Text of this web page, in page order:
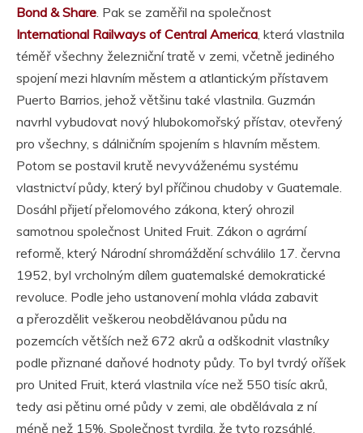
Bond & Share. Pak se zaměřil na společnost
International Railways of Central America, která vlastnila
téměř všechny železniční tratě v zemi, včetně jediného
spojení mezi hlavním městem a atlantickým přístavem
Puerto Barrios, jehož většinu také vlastnila. Guzmán
navrhl vybudovat nový hlubokomořský přístav, otevřený
pro všechny, s dálničním spojením s hlavním městem.
Potom se postavil krutě nevyváženému systému
vlastnictví půdy, který byl příčinou chudoby v Guatemale.
Dosáhl přijetí přelomového zákona, který ohrozil
samotnou společnost United Fruit. Zákon o agrární
reformě, který Národní shromáždění schválilo 17. června
1952, byl vrcholným dílem guatemalské demokratické
revoluce. Podle jeho ustanovení mohla vláda zabavit
a přerozdělit veškerou neobdělávanou půdu na
pozemcích větších než 672 akrů a odškodnit vlastníky
podle přiznané daňové hodnoty půdy. To byl tvrdý oříšek
pro United Fruit, která vlastnila více než 550 tisíc akrů,
tedy asi pětinu orné půdy v zemi, ale obdělávala z ní
méně než 15%. Společnost tvrdila, že tyto rozsáhlé,